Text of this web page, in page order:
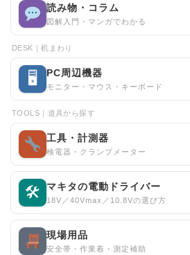
読み物・コラム
図解入門・マンガでわかる
DESK｜机まわり
🖥 PC周辺機器
モニター・マウス・キーボード
TOOLS｜道具から探す
工具・計測器
検電器・クランプメーター
🛠 マキタの電動ドライバー
18V／40Vmax／10.8Vの選び方
現場用品
安全帯・作業着・測定補助